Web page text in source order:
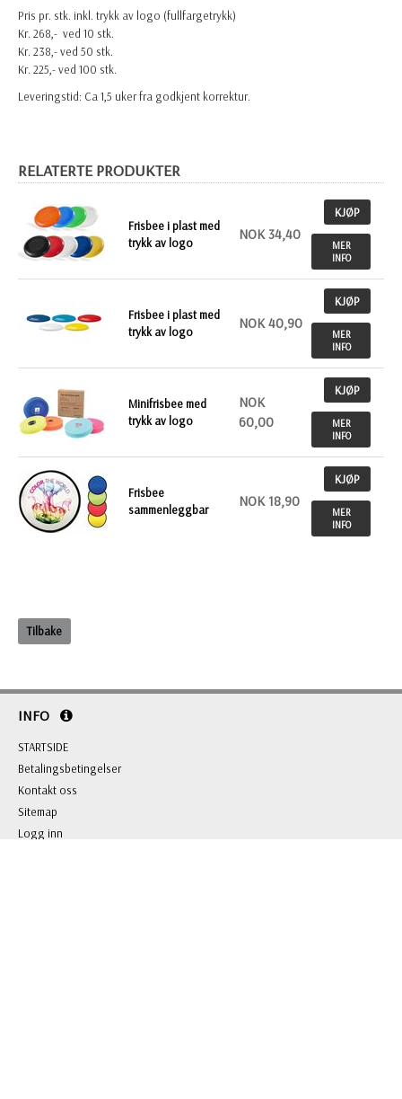
Pris pr. stk. inkl. trykk av logo (fullfargetrykk)
Kr. 268,- ved 10 stk.
Kr. 238,- ved 50 stk.
Kr. 225,- ved 100 stk.
Leveringstid: Ca 1,5 uker fra godkjent korrektur.
RELATERTE PRODUKTER
Frisbee i plast med
trykk av logo
NOK 34,40
KJØP
MER
INFO
Frisbee i plast med
trykk av logo
NOK 40,90
KJØP
MER
INFO
Minifrisbee med
trykk av logo
NOK
60,00
KJØP
MER
INFO
Frisbee
sammenleggbar
NOK 18,90
KJØP
MER
INFO
Tilbake
INFO
STARTSIDE
Betalingsbetingelser
Kontakt oss
Sitemap
Logg inn